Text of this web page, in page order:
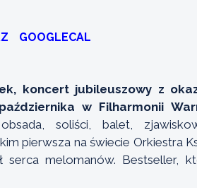
GOOGLECAL
koncert jubileuszowy z
w Filharmonii
soliści, balet,
pierwsza na świecie Orkiestra
melomanów. Bestseller,